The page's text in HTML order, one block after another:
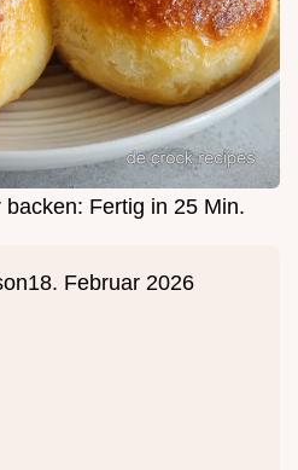
Fertig in 25 Min.
18. Februar 2026